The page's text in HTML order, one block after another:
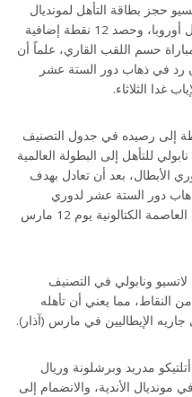
حجز بطاقة التأهل لمونديال
الأندية إلا بوصوله إلى نهائي دوري أبطال أوروبا، وحصد 12 نقطة إضافية
حسم اللقب القاري، علماً أن
رد في ذهاب دور الستة عشر
غدا الثلاثاء.
يتمكن لاتسيو من إضافة 12 نقطة إلى رصيده في جدول التصنيف
للتأهل إلى البطولة العالمية
الأبطال، بعد أن تعادل بهدف
دور الستة عشر لدوري
الأبطال ، قبل أن يتجدد اللقاء بينهما في العاصمة الكتالونية يوم 12 مارس
ونابولي في التصنيف
النقاط، مما يعني أن تأهله
الإيطاليين في مارس (آذار).
أتلتيكو مدريد وبرشلونة وريال
مونديال الأندية، والانضمام إلى